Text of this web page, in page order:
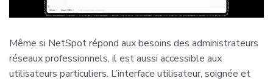
Même si NetSpot répond aux besoins des administrateurs
réseaux professionnels, il est aussi accessible aux
utilisateurs particuliers. L’interface utilisateur, soignée et